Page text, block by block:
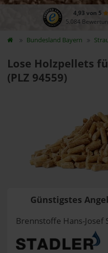
4,93 von 5
5.084
Bundesland Bayern
Lose Holzpellets
(PLZ 94559)
Günstigstes
Brennstoffe Hans-Josef